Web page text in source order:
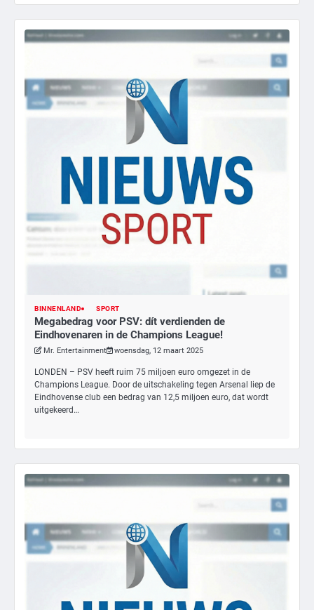
BINNENLAND SPORT
Megabedrag voor PSV: dít verdienden de
Eindhovenaren in de Champions League!
Mr. Entertainment woensdag, 12 maart 2025
LONDEN – PSV heeft ruim 75 miljoen euro omgezet in de
Champions League. Door de uitschakeling tegen Arsenal liep de
Eindhovense club een bedrag van 12,5 miljoen euro, dat wordt
uitgekeerd…